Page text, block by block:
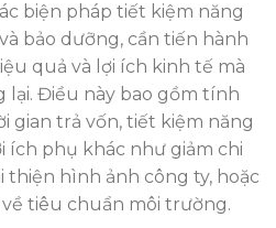
biện pháp tiết kiệm năng
bảo dưỡng, cần tiến hành
quả và lợi ích kinh tế mà
lại. Điều này bao gồm tính
gian trả vốn, tiết kiệm năng
ích phụ khác như giảm chi
thiện hình ảnh công ty, hoặc
tiêu chuẩn môi trường.